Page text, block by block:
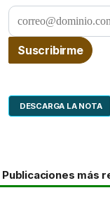
DESCARGA LA NOTA
Publicaciones más